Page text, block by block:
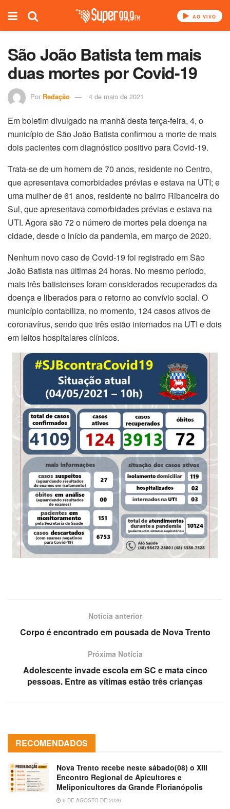
AO VIVO
São João Batista tem mais
duas mortes por Covid-19
Por Redação 4 de maio de 2021
Em boletim divulgado na manhã desta terça-feira, 4, o
município de São João Batista confirmou a morte de mais
dois pacientes com diagnóstico positivo para Covid-19.
Trata-se de um homem de 70 anos, residente no Centro,
que apresentava comorbidades prévias e estava na UTI; e
uma mulher de 61 anos, residente no bairro Ribanceira do
Sul, que apresentava comorbidades prévias e estava na
UTI. Agora são 72 o número de mortes pela doença na
cidade, desde o início da pandemia, em março de 2020.
Nenhum novo caso de Covid-19 foi registrado em São
João Batista nas últimas 24 horas. No mesmo período,
mais três batistenses foram considerados recuperados da
doença e liberados para o retorno ao convívio social. O
município contabiliza, no momento, 124 casos ativos de
coronavírus, sendo que três estão internados na UTI e dois
em leitos hospitalares clínicos.
Notícia anterior
Corpo é encontrado em pousada de Nova Trento
Próxima Notícia
Adolescente invade escola em SC e mata cinco
pessoas. Entre as vítimas estão três crianças
RECOMENDADOS
Nova Trento recebe neste sábado(08) o XIII
Encontro Regional de Apicultores e
Meliponicultores da Grande Florianópolis
6 DE AGOSTO DE 2026